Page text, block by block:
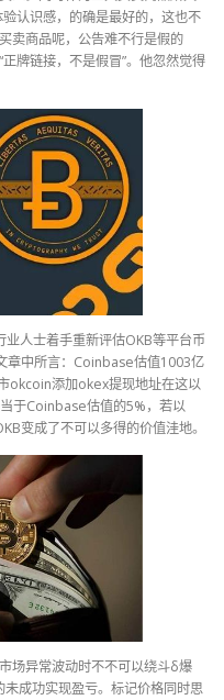
认识感，的确是最好的，这也不
卖商品呢，公告难不行是假的
牌链接，不是假冒”。他忽然觉得
人士着手重新评估OKB等平台币
章中所言：Coinbase估值1003亿
okcoin添加okex提现地址在这以
于Coinbase估值的5%，若以
变成了不可以多得的价值洼地。
场异常波动时不不可以绕斗δ爆
成功实现盈亏。标记价格同时思